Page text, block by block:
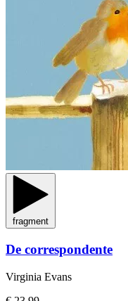
fragment
De correspondente
Virginia Evans